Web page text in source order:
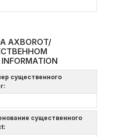
AXBOROT/
существенного
существенного